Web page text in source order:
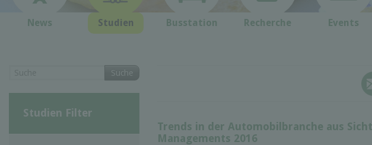
News Studien Busstation Recherche Events
Trends in der Automobilbranche aus
Managements 2016
Suche
Studien Filter